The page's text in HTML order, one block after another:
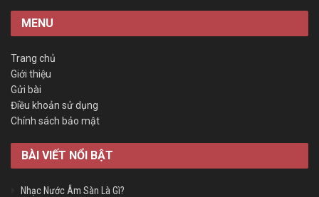
MENU
Trang chủ
Giới thiệu
Gửi bài
Điều khoản sử dụng
Chính sách bảo mật
BÀI VIẾT NỔI BẬT
Nhạc Nước Âm Sàn Là Gì?